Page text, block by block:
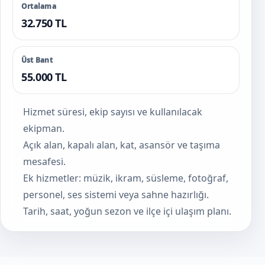
Ortalama
32.750 TL
Üst Bant
55.000 TL
Hizmet süresi, ekip sayısı ve kullanılacak
ekipman.
Açık alan, kapalı alan, kat, asansör ve taşıma
mesafesi.
Ek hizmetler: müzik, ikram, süsleme, fotoğraf,
personel, ses sistemi veya sahne hazırlığı.
Tarih, saat, yoğun sezon ve ilçe içi ulaşım planı.